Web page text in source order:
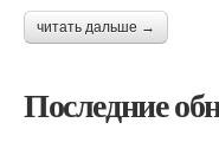
читать дальше →
Последние